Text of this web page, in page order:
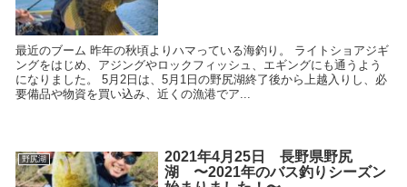
最近のブーム 昨年の秋頃よりハマっている海釣り。 ライトショアジギ
ングをはじめ、アジングやロックフィッシュ、エギングにも通うよう
になりました。 5月2日は、5月1日の野尻湖終了後から上越入りし、必
要備品や物資を買い込み、近くの漁港でア...
野尻湖
2021年4月25日 長野県野尻
湖 〜2021年のバス釣りシーズン